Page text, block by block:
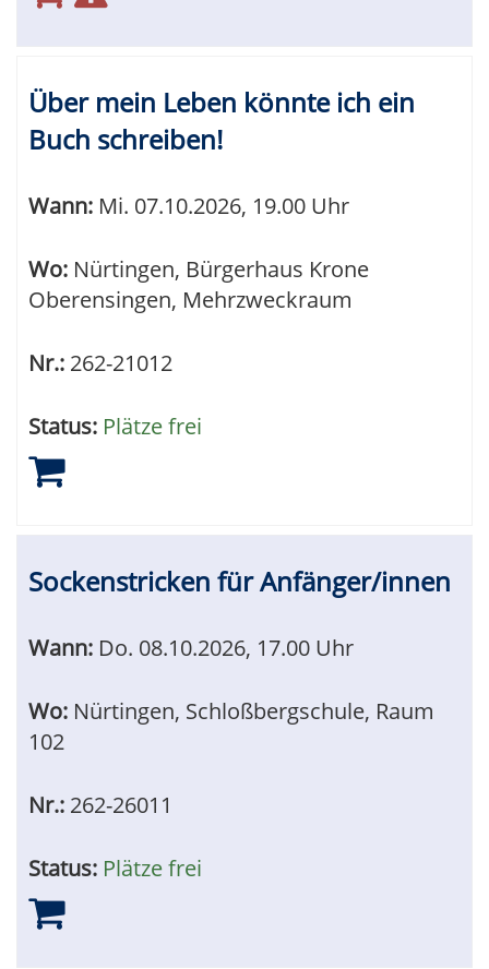
Über mein Leben könnte ich ein
Buch schreiben!
Wann: Mi. 07.10.2026, 19.00 Uhr
Wo: Nürtingen, Bürgerhaus Krone
Oberensingen, Mehrzweckraum
Nr.: 262-21012
Status: Plätze frei
Sockenstricken für Anfänger/innen
Wann: Do. 08.10.2026, 17.00 Uhr
Wo: Nürtingen, Schloßbergschule, Raum
102
Nr.: 262-26011
Status: Plätze frei